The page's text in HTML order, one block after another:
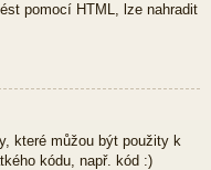
pomocí HTML, lze nahradit
které můžou být použity k
kódu, např. kód :)